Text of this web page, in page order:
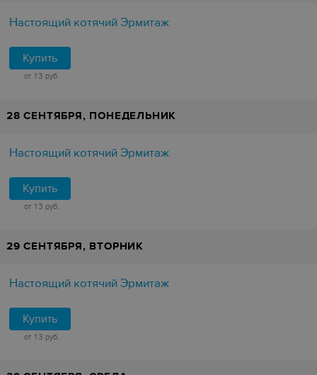
Настоящий котячий Эрмитаж
Купить
от 13 руб.
28 СЕНТЯБРЯ, ПОНЕДЕЛЬНИК
Настоящий котячий Эрмитаж
Купить
от 13 руб.
29 СЕНТЯБРЯ, ВТОРНИК
Настоящий котячий Эрмитаж
Купить
от 13 руб.